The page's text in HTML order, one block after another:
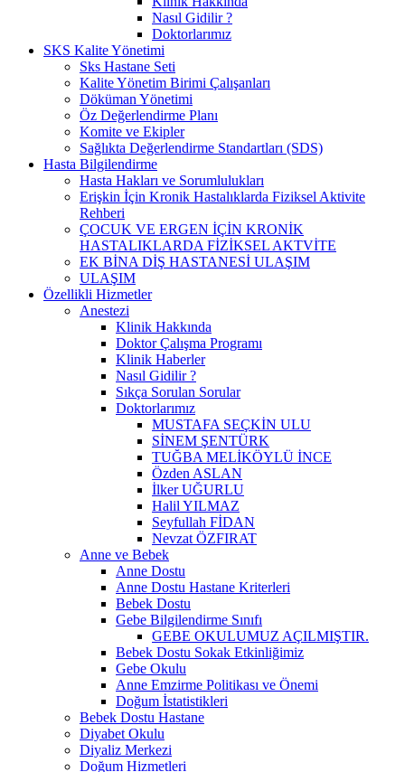
Nasıl Gidilir ?
Doktorlarımız
SKS Kalite Yönetimi
Sks Hastane Seti
Kalite Yönetim Birimi Çalışanları
Döküman Yönetimi
Öz Değerlendirme Planı
Komite ve Ekipler
Sağlıkta Değerlendirme Standartları (SDS)
Hasta Bilgilendirme
Hasta Hakları ve Sorumlulukları
Erişkin İçin Kronik Hastalıklarda Fiziksel Aktivite
Rehberi
ÇOCUK VE ERGEN İÇİN KRONİK
HASTALIKLARDA FİZİKSEL AKTVİTE
EK BİNA DİŞ HASTANESİ ULAŞIM
ULAŞIM
Özellikli Hizmetler
Anestezi
Klinik Hakkında
Doktor Çalışma Programı
Klinik Haberler
Nasıl Gidilir ?
Sıkça Sorulan Sorular
Doktorlarımız
MUSTAFA SEÇKİN ULU
SİNEM ŞENTÜRK
TUĞBA MELİKÖYLÜ İNCE
Özden ASLAN
İlker UĞURLU
Halil YILMAZ
Seyfullah FİDAN
Nevzat ÖZFIRAT
Anne ve Bebek
Anne Dostu
Anne Dostu Hastane Kriterleri
Bebek Dostu
Gebe Bilgilendirme Sınıfı
GEBE OKULUMUZ AÇILMIŞTIR.
Bebek Dostu Sokak Etkinliğimiz
Gebe Okulu
Anne Emzirme Politikası ve Önemi
Doğum İstatistikleri
Bebek Dostu Hastane
Diyabet Okulu
Diyaliz Merkezi
Doğum Hizmetleri